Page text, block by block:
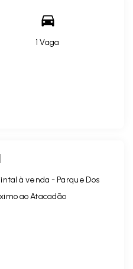
1 Vaga
à venda - Parque Dos
ao Atacadão